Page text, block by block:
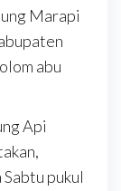
Marapi
abu
Api
pukul